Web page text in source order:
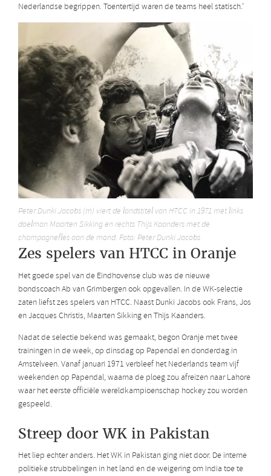
Nederlandse begrippen. Toentertijd waren de teams heel statisch.’
Peter Dunki Jacobs (m) viert de landstitel van HTCC in 1971 met links
doelman Maarten Sikking en rechts Thijs Kaanders met de
champagnefles aan de mond. Foto: Peter Dunki Jacobs
Zes spelers van HTCC in Oranje
Het goede spel van de Eindhovense club was de nieuwe
bondscoach Ab van Grimbergen ook opgevallen. In de WK-selectie
zaten liefst zes spelers van HTCC. Naast Dunki Jacobs ook Frans, Jos
en Jacques Christis, Maarten Sikking en Thijs Kaanders.
Nadat de selectie bekend was gemaakt, begon Oranje met twee
trainingen in de week, op dinsdag op Papendal en donderdag in
Amstelveen. Vanaf januari 1971 verbleef het Nederlands team vijf
weekenden op Papendal, waarna de ploeg zou afreizen naar Lahore
waar het eerste officiële wereldkampioenschap hockey zou worden
gespeeld.
Streep door WK in Pakistan
Het liep echter anders. Het WK in Pakistan ging niet door. De interne
politieke strubbelingen in het land en de weigering om India toe te